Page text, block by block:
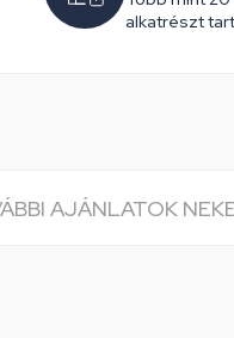
alkatrészt
AJÁNLATOK